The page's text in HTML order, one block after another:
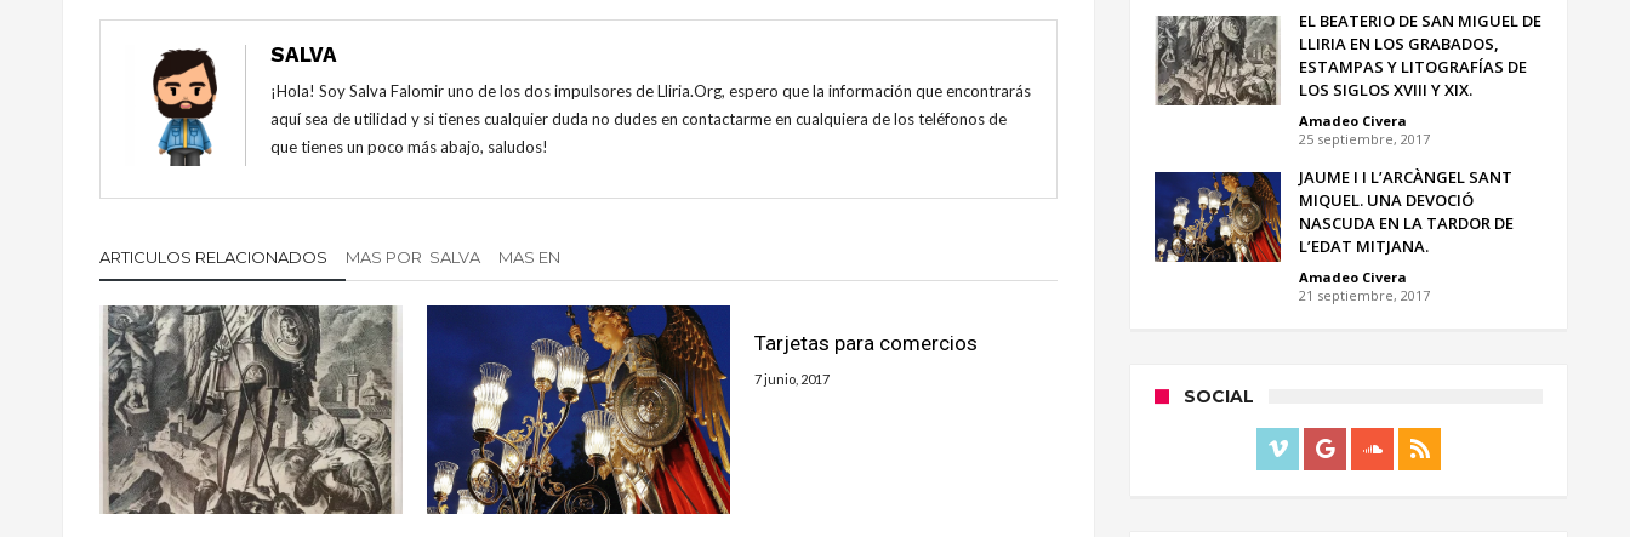
SALVA
¡Hola! Soy Salva Falomir uno de los dos impulsores de Lliria.Org, espero que la información que encontrarás
aquí sea de utilidad y si tienes cualquier duda no dudes en contactarme en cualquiera de los teléfonos de
que tienes un poco más abajo, saludos!
ARTICULOS RELACIONADOS MAS POR SALVA MAS EN
Tarjetas para comercios
7 junio, 2017
EL BEATERIO DE SAN MIGUEL DE
LLIRIA EN LOS GRABADOS,
ESTAMPAS Y LITOGRAFÍAS DE
LOS SIGLOS XVIII Y XIX.
Amadeo Civera
25 septiembre, 2017
JAUME I I L’ARCÀNGEL SANT
MIQUEL. UNA DEVOCIÓ
NASCUDA EN LA TARDOR DE
L’EDAT MITJANA.
Amadeo Civera
21 septiembre, 2017
SOCIAL